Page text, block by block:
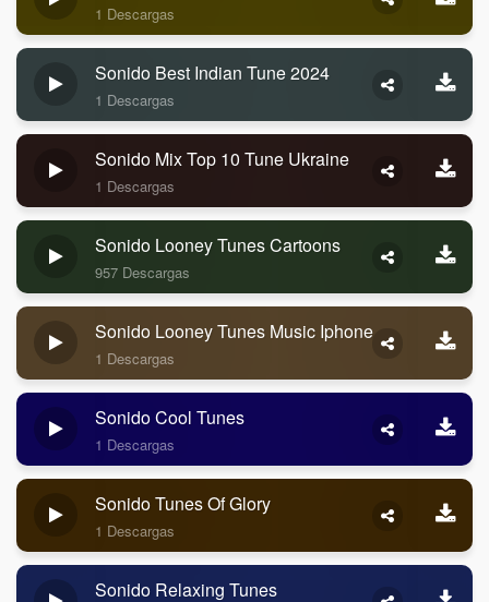
1 Descargas
Sonido Best Indian Tune 2024
1 Descargas
Sonido Mix Top 10 Tune Ukraine
1 Descargas
Sonido Looney Tunes Cartoons
957 Descargas
Sonido Looney Tunes Music Iphone
1 Descargas
Sonido Cool Tunes
1 Descargas
Sonido Tunes Of Glory
1 Descargas
Sonido Relaxing Tunes